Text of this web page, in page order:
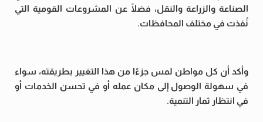
الصناعة والزراعة والنقل، فضلًا عن المشروعات القومية التي
نُفذت في مختلف المحافظات.
وأكد أن كل مواطن لمس جزءًا من هذا التغيير بطريقته، سواء
في سهولة الوصول إلى مكان عمله أو في تحسن الخدمات أو
في انتظار ثمار التنمية.